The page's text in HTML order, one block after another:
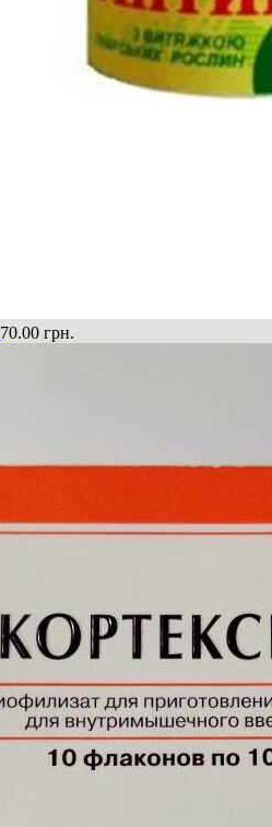
70.00 грн.